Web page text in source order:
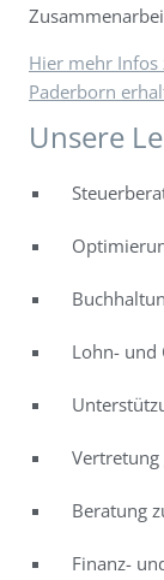
Hier mehr Infos
Paderborn
Unsere
Lohn- und
Vertretung
Beratung
Finanz-